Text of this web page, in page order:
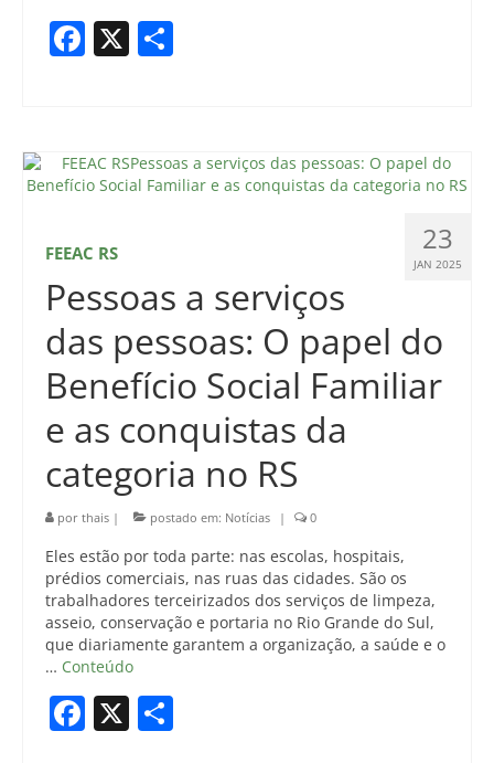
Facebook
X
23
JAN 2025
FEEAC RS
Pessoas a serviços
das pessoas: O papel do
Benefício Social Familiar
e as conquistas da
categoria no RS
por thais | postado em: Notícias | 0
Eles estão por toda parte: nas escolas, hospitais,
prédios comerciais, nas ruas das cidades. São os
trabalhadores terceirizados dos serviços de limpeza,
asseio, conservação e portaria no Rio Grande do Sul,
que diariamente garantem a organização, a saúde e o
… Conteúdo
Facebook
X